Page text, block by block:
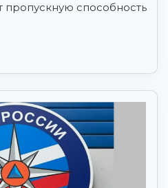
пропускную способность